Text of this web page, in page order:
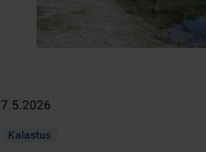
7.5.2026
Kalastus